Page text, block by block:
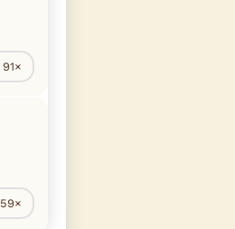
91×
59×